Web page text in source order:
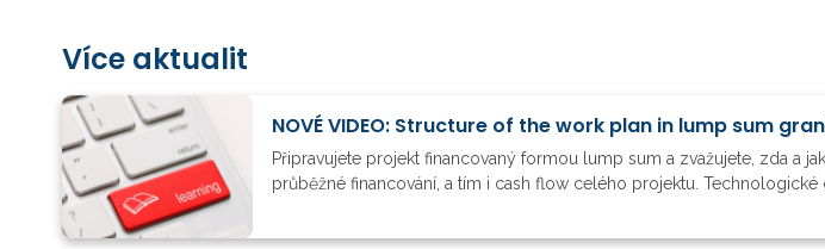
Více aktualit
NOVÉ VIDEO: Structure of the work plan in lump sum
Připravujete projekt financovaný formou lump sum a zvažujete, zda a
průběžné financování, a tím i cash flow celého projektu. Technologické